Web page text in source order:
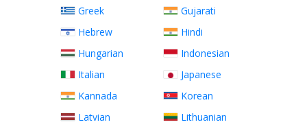
Greek
Gujarati
Hebrew
Hindi
Hungarian
Indonesian
Italian
Japanese
Kannada
Korean
Latvian
Lithuanian